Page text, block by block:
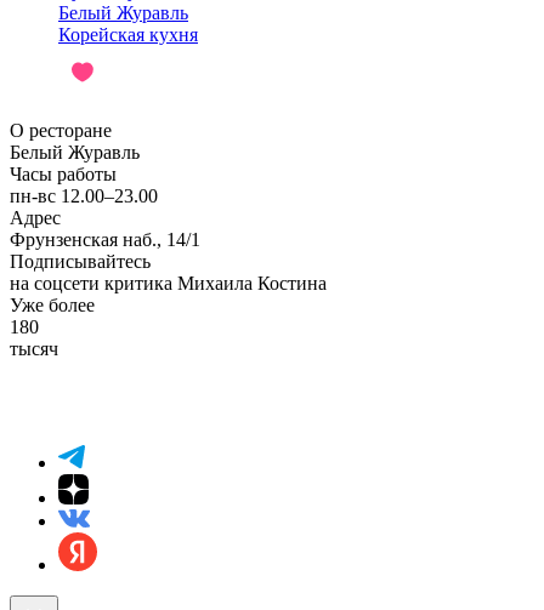
Белый Журавль
Корейская кухня
О ресторане
Белый Журавль
Часы работы
пн-вс 12.00–23.00
Адрес
Фрунзенская наб., 14/1
Подписывайтесь
на соцсети критика Михаила Костина
Уже более
180
тысяч